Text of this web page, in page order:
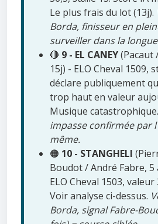
Le plus frais du lot (13j).
Borda, finisseur en
surveiller dans la
🔴 9 - EL CANEY(Pacaut
15j) - ELO Cheval 1509,
déclare publiquement
trop haut en valeur
Musique catastrophique.
impasse confirmée par
même.
🟠 10 - STANGHELI
Boudot / André Fabre, 5
ELO Cheval 1503, valeur
Voir analyse ci-dessus.
Borda, signal Fabre-